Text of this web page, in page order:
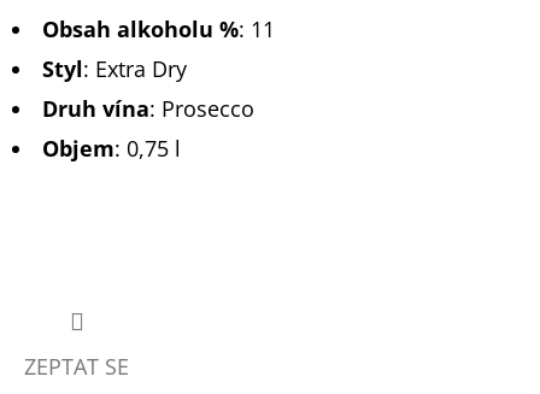
Obsah alkoholu %: 11
Styl: Extra Dry
Druh vína: Prosecco
Objem: 0,75 l
ZEPTAT SE